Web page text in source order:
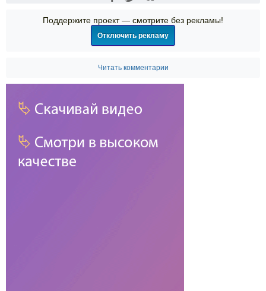
Поддержите проект — смотрите без рекламы!
Отключить рекламу
Читать комментарии